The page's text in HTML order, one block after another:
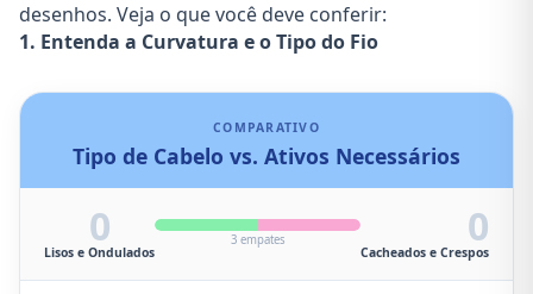
desenhos. Veja o que você deve conferir:
1. Entenda a Curvatura e o Tipo do Fio
COMPARATIVO
Tipo de Cabelo vs. Ativos Necessários
0
Lisos e Ondulados
3 empates 0
Cacheados e Crespos